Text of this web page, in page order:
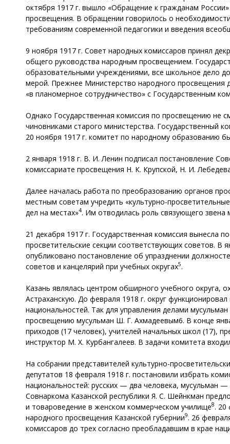
октября 1917 г. вышло «Обращение к гражданам
просвещения. В обращении говорилось о
требованиям современной педагогики и введения
9 ноября 1917 г. Совет народных комиссаров принял
общего руководства народным просвещением.
образовательными учреждениями, все школьное дело
мерой. Прежнее Министерство народного просвещения
«в планомерное сотрудничество» с Государственным
Однако Государственная комиссия по просвещению не
чиновниками старого министерства. Государственный
20 ноября 1917 г. комитет по народному образованию
2 января 1918 г. В. И. Ленин подписал постановление
комиссариате просвещения Н. К. Крупской, Н. И.
Далее началась работа по преобразованию органов
местным советам учредить «культурно-
дел на местах»4. Им отводилась роль связующего
21 декабря 1917 г. Государственная комиссия вынесла
просветительские секции соответствующих советов. В
опубликовано постановление об упразднении
советов и канцелярий при учебных округах5.
Казань являлась центром обширного учебного
Астраханскую. До февраля 1918 г. округ
национальностей. Так для управления делами
просвещению мусульман Ш. Г. Ахмадеевым6. В конце
приходов (17 человек), учителей начальных школ (17),
инструктор М. Х. Курбангалеев. В задачи комитета
На собрании представителей культурно-
депутатов 18 февраля 1918 г. постановили избрать
национальностей: русских — два человека, мусульман
Совнаркома Казанской республики Я. С. Шейнкман
и товароведение в женском коммерческом училище8. 20
народного просвещения Казанской губернии9. 26
комиссаров до трех согласно преобладавшим в крае